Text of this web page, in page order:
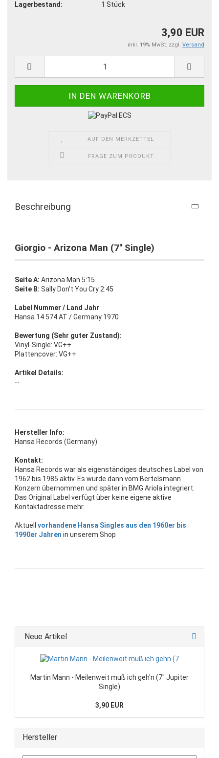
Lagerbestand: 1 Stück
3,90 EUR
inkl. 19% MwSt. zzgl. Versand
AUF DEN MERKZETTEL
FRAGE ZUM PRODUKT
Beschreibung
Giorgio - Arizona Man (7" Single)
Seite A: Arizona Man 5:15
Seite B: Sally Don't You Cry 2:45
Label Nummer / Land Jahr
Hansa 14 574 AT / Germany 1970
Bewertung (Sehr guter Zustand):
Vinyl-Single: VG++
Plattencover: VG++
Artikel Details:
--
Hersteller Info:
Hansa Records (Germany)
Kontakt:
Hansa Records war als eigenständiges deutsches Label von
1962 bis 1985 aktiv. Es wurde dann vom Bertelsmann
Konzern übernommen und später in BMG Ariola integriert.
Das Original Label verfügt über keine eigene aktive
Kontaktadresse mehr.
Aktuell vorhandene Hansa Singles aus den 1960er bis
1990er Jahren in unserem Shop
Neue Artikel
Martin Mann - Meilenweit muß ich geh'n (7" Jupiter
Single)
3,90 EUR
Hersteller